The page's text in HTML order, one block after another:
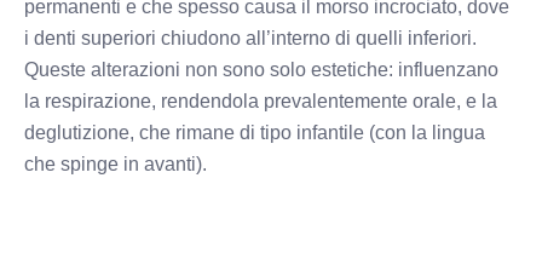
permanenti e che spesso causa il morso incrociato, dove
i denti superiori chiudono all’interno di quelli inferiori.
Queste alterazioni non sono solo estetiche: influenzano
la respirazione, rendendola prevalentemente orale, e la
deglutizione, che rimane di tipo infantile (con la lingua
che spinge in avanti).